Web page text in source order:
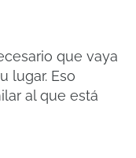
que vaya
lugar. Eso
al que está